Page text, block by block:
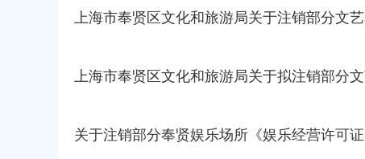
上海市奉贤区文化和旅游局关于注销部分文
上海市奉贤区文化和旅游局关于拟注销部分
关于注销部分奉贤娱乐场所《娱乐经营许可